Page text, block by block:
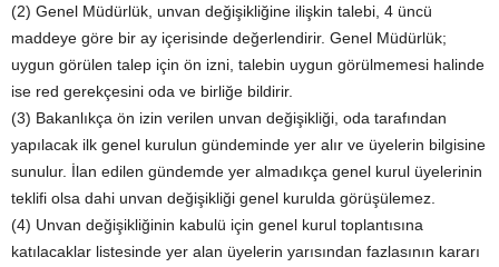
(2) Genel Müdürlük, unvan değişikliğine ilişkin talebi, 4 üncü
maddeye göre bir ay içerisinde değerlendirir. Genel Müdürlük;
uygun görülen talep için ön izni, talebin uygun görülmemesi halinde
ise red gerekçesini oda ve birliğe bildirir.
(3) Bakanlıkça ön izin verilen unvan değişikliği, oda tarafından
yapılacak ilk genel kurulun gündeminde yer alır ve üyelerin bilgisine
sunulur. İlan edilen gündemde yer almadıkça genel kurul üyelerinin
teklifi olsa dahi unvan değişikliği genel kurulda görüşülemez.
(4) Unvan değişikliğinin kabulü için genel kurul toplantısına
katılacaklar listesinde yer alan üyelerin yarısından fazlasının kararı